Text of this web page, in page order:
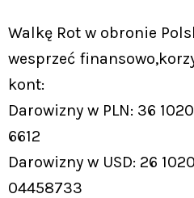
Walkę Rot w obronie
wesprzeć
kont:
Darowizny w PLN: 36
6612
Darowizny w USD: 26
04458733